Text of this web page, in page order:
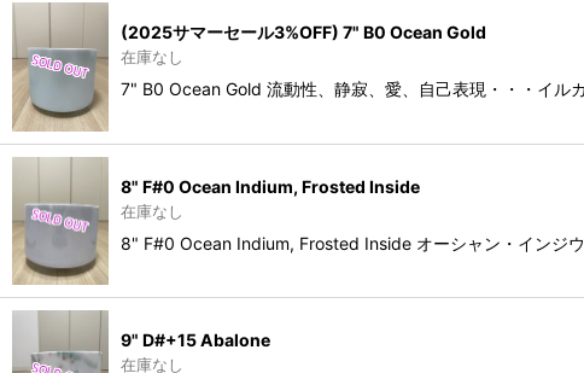
(2025サマーセール3%OFF) 7" B0 Ocean Gold
在庫なし
7" B0 Ocean Gold 流動性、静寂、愛、自己表現・・・イル
8" F#0 Ocean Indium, Frosted Inside
在庫なし
8" F#0 Ocean Indium, Frosted Inside オーシャン・インジ
9" D#+15 Abalone
在庫なし